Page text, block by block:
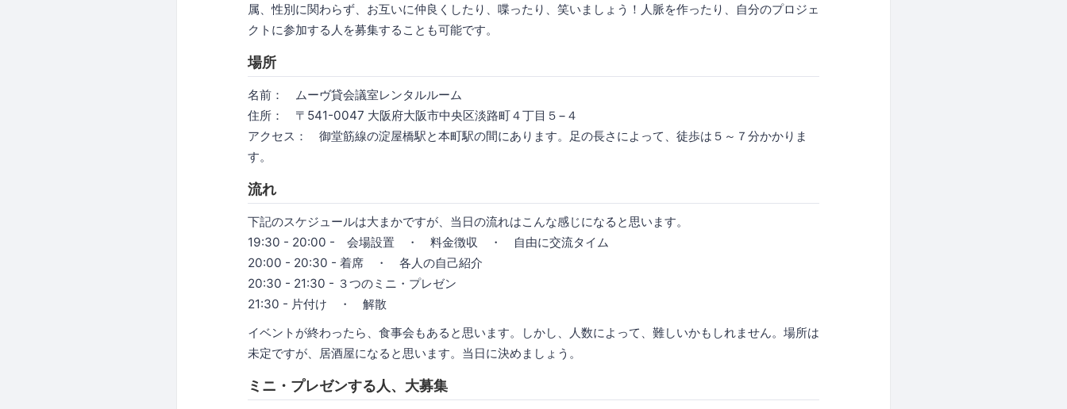
属、性別に関わらず、お互いに仲良くしたり、喋ったり、笑いましょう！人脈を作ったり、自分のプロジェ
クトに参加する人を募集することも可能です。
場所
名前： ムーヴ貸会議室レンタルルーム
住所： 〒541-0047 大阪府大阪市中央区淡路町４丁目５−４
アクセス： 御堂筋線の淀屋橋駅と本町駅の間にあります。足の長さによって、徒歩は５～７分かかりま
す。
流れ
下記のスケジュールは大まかですが、当日の流れはこんな感じになると思います。
19:30 - 20:00 - 会場設置 ・ 料金徴収 ・ 自由に交流タイム
20:00 - 20:30 - 着席 ・ 各人の自己紹介
20:30 - 21:30 - ３つのミニ・プレゼン
21:30 - 片付け ・ 解散
イベントが終わったら、食事会もあると思います。しかし、人数によって、難しいかもしれません。場所は
未定ですが、居酒屋になると思います。当日に決めましょう。
ミニ・プレゼンする人、大募集